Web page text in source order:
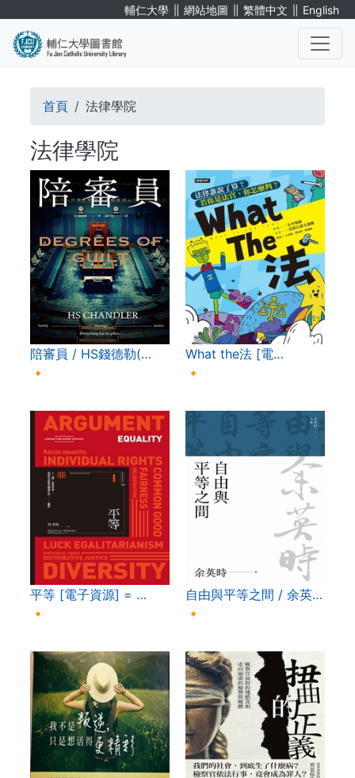
輔仁大學 ∥ 網站地圖 ∥ 繁體中文 ∥ English
導
航
連
結
首頁 法律學院
法律學院
陪審員 / HS錢德勒(…
🔸
What the法 [電…
🔸
平等 [電子資源] = …
🔸
自由與平等之間 / 余英…
🔸